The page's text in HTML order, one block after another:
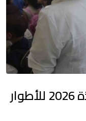
كشف نتائج مسابقة الأساتذة 2026 للأطوار